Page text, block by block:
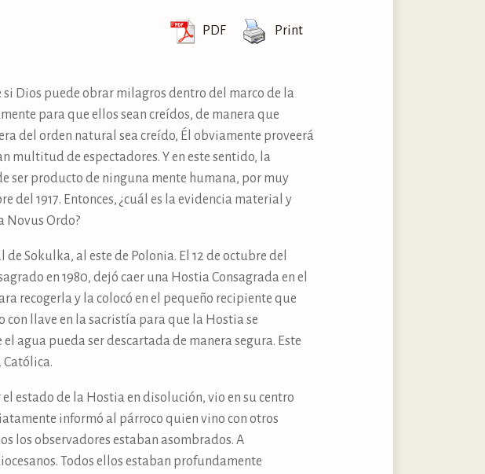
PDF Print
si Dios puede obrar milagros dentro del marco de la
para que ellos sean creídos, de manera que
del orden natural sea creído, Él obviamente proveerá
multitud de espectadores. Y en este sentido, la
ser producto de ninguna mente humana, por muy
del 1917. Entonces, ¿cuál es la evidencia material y
Novus Ordo?
Sokulka, al este de Polonia. El 12 de octubre del
en 1980, dejó caer una Hostia Consagrada en el
recogerla y la colocó en el pequeño recipiente que
llave en la sacristía para que la Hostia se
agua pueda ser descartada de manera segura. Este
estado de la Hostia en disolución, vio en su centro
informó al párroco quien vino con otros
los observadores estaban asombrados. A
Todos ellos estaban profundamente